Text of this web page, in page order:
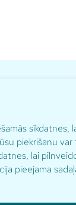
sīkdatnes,
piekrišanu var
lai
pieejama
par